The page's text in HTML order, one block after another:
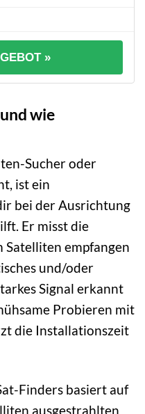
»
wie
Sucher oder
ist ein
bei der Ausrichtung
Er misst die
Satelliten empfangen
und/oder
Signal erkannt
Probieren mit
die Installationszeit
Finders basiert auf
ausgestrahlten